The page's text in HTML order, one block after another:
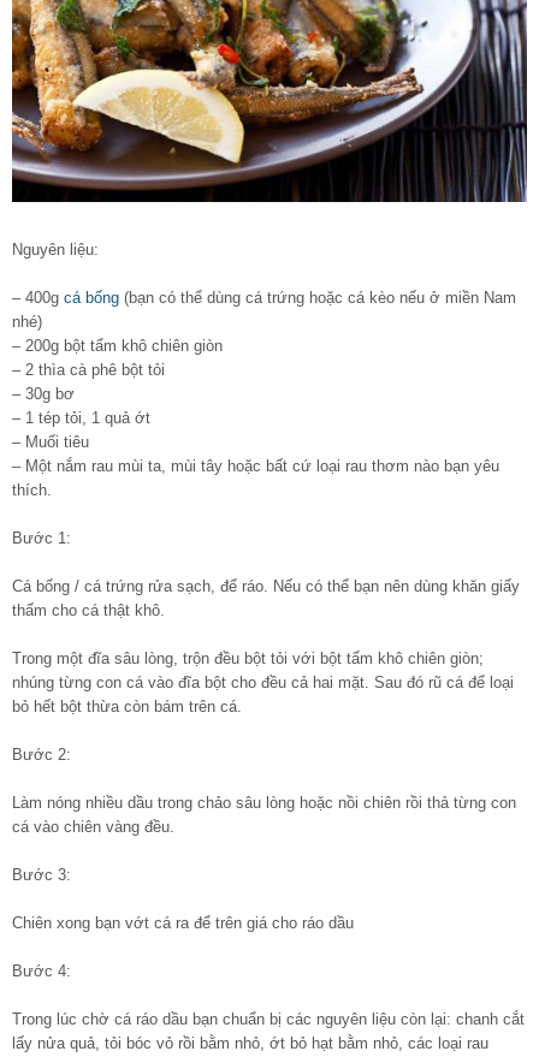
Nguyên liệu:
– 400g cá bống (bạn có thể dùng cá trứng hoặc cá kèo nếu ở miền Nam
nhé)
– 200g bột tẩm khô chiên giòn
– 2 thìa cà phê bột tỏi
– 30g bơ
– 1 tép tỏi, 1 quả ớt
– Muối tiêu
– Một nắm rau mùi ta, mùi tây hoặc bất cứ loại rau thơm nào bạn yêu
thích.
Bước 1:
Cá bống / cá trứng rửa sạch, để ráo. Nếu có thể bạn nên dùng khăn giấy
thấm cho cá thật khô.
Trong một đĩa sâu lòng, trộn đều bột tỏi với bột tẩm khô chiên giòn;
nhúng từng con cá vào đĩa bột cho đều cả hai mặt. Sau đó rũ cá để loại
bỏ hết bột thừa còn bám trên cá.
Bước 2:
Làm nóng nhiều dầu trong chảo sâu lòng hoặc nồi chiên rồi thả từng con
cá vào chiên vàng đều.
Bước 3:
Chiên xong bạn vớt cá ra để trên giá cho ráo dầu
Bước 4:
Trong lúc chờ cá ráo dầu bạn chuẩn bị các nguyên liệu còn lại: chanh cắt
lấy nửa quả, tỏi bóc vỏ rồi bằm nhỏ, ớt bỏ hạt bằm nhỏ, các loại rau